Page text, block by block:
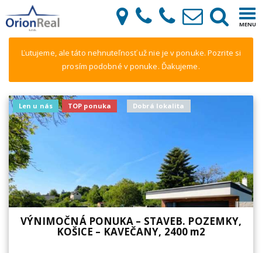
MENU
×
Ľutujeme, ale táto nehnuteľnosť už nie je v ponuke. Pozrite si
prosím podobné v ponuke. Ďakujeme.
Len u nás TOP ponuka Dobrá lokalita
VÝNIMOČNÁ PONUKA – STAVEB. POZEMKY,
KOŠICE – KAVEČANY, 2400 m2